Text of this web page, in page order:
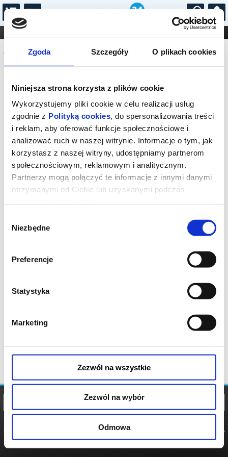
Zgoda Szczegóły O plikach cookies
Niniejsza strona korzysta z plików cookie
Wykorzystujemy pliki cookie w celu realizacji usług
zgodnie z Polityką cookies, do spersonalizowania treści
i reklam, aby oferować funkcje społecznościowe i
analizować ruch w naszej witrynie. Informacje o tym, jak
korzystasz z naszej witryny, udostępniamy partnerom
społecznościowym, reklamowym i analitycznym.
Partnerzy mogą połączyć te informacje z innymi danymi
otrzymanymi od Ciebie lub uzyskanymi podczas
zgody
Niezbędne
Preferencje
Statystyka
Marketing
Zezwól na wszystkie
Zezwól na wybór
Odmowa
...
FILHARMONIA OPERA I BALET
STAND-UP
DLA DZIECI
Komunikat
Sprzedaż on-line została zakończona,
sprawdź dostępność biletów w kasie.
POLITYKA
POLITYKA